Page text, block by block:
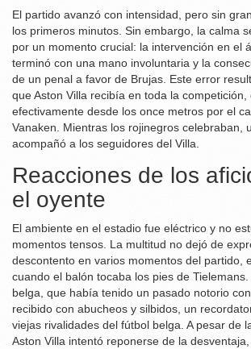
El partido avanzó con intensidad, pero sin
los primeros minutos. Sin embargo, la calma
por un momento crucial: la intervención en el
terminó con una mano involuntaria y la
de un penal a favor de Brujas. Este error
que Aston Villa recibía en toda la competición,
efectivamente desde los once metros por el
Vanaken. Mientras los rojinegros celebraban,
acompañó a los seguidores del Villa.
Reacciones de los
el oyente
El ambiente en el estadio fue eléctrico y no
momentos tensos. La multitud no dejó de
descontento en varios momentos del partido,
cuando el balón tocaba los pies de
belga, que había tenido un pasado notorio
recibido con abucheos y silbidos, un
viejas rivalidades del fútbol belga. A pesar de
Aston Villa intentó reponerse de la